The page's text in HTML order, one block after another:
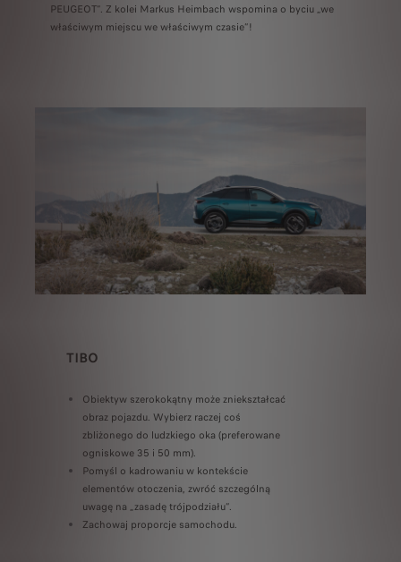
PEUGEOT”. Z kolei Markus Heimbach wspomina o byciu „we
właściwym miejscu we właściwym czasie”!
TIBO
Obiektyw szerokokątny może zniekształcać
obraz pojazdu. Wybierz raczej coś
zbliżonego do ludzkiego oka (preferowane
ogniskowe 35 i 50 mm).
Pomyśl o kadrowaniu w kontekście
elementów otoczenia, zwróć szczególną
uwagę na „zasadę trójpodziału”.
Zachowaj proporcje samochodu.